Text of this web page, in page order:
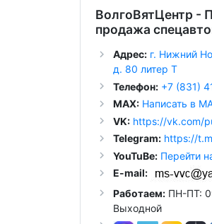
ВолгоВятЦентр -
продажа
Адрес: г. Нижний
д. 80 литер Т
Телефон:+7 (831)
MAX: Написать в
VK: https://vk.com/
Telegram: https://
YouTuBe: Перейти
E-mail:
Работаем:ПН-ПТ:
Выходной